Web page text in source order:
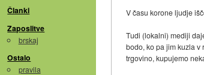
Članki
Zaposlitve
brskaj
Ostalo
pravila
V času korone ljudje
Tudi (lokalni) mediji
bodo, ko pa jim kuzla v
trgovino, kupujemo